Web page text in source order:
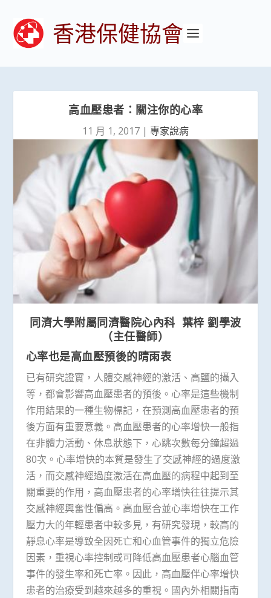
香港保健協會
高血壓患者：關注你的心率
11 月 1, 2017 | 專家說病
同濟大學附屬同濟醫院心內科 葉梓 劉學波
（主任醫師）
心率也是高血壓預後的晴雨表
已有研究證實，人體交感神經的激活、高鹽的攝入
等，都會影響高血壓患者的預後。心率是這些機制
作用結果的一種生物標記，在預測高血壓患者的預
後方面有重要意義。高血壓患者的心率增快一般指
在非體力活動、休息狀態下，心跳次數每分鐘超過
80次。心率增快的本質是發生了交感神經的過度激
活，而交感神經過度激活在高血壓的病程中起到至
關重要的作用，高血壓患者的心率增快往往提示其
交感神經興奮性偏高。高血壓合並心率增快在工作
壓力大的年輕患者中較多見，有研究發現，較高的
靜息心率是導致全因死亡和心血管事件的獨立危險
因素，重視心率控制或可降低高血壓患者心腦血管
事件的發生率和死亡率。因此，高血壓伴心率增快
患者的治療受到越來越多的重視。國內外相關指南